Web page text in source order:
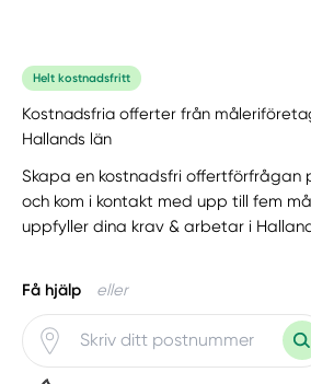
Helt kostnadsfritt
Kostnadsfria offerter från
Hallands län
Skapa en kostnadsfri
och kom i kontakt med upp till fem
uppfyller dina krav & arbetar i
Få hjälp eller